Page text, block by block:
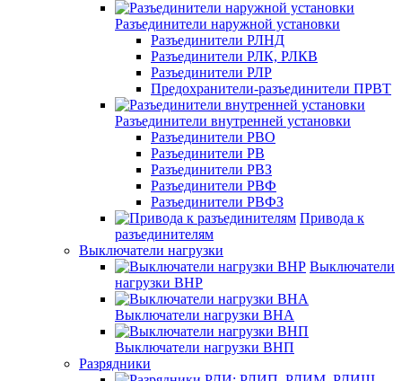
Разъединители наружной установки
Разъединители РЛНД
Разъединители РЛК, РЛКВ
Разъединители РЛР
Предохранители-разъединители ПРВТ
Разъединители внутренней установки
Разъединители РВО
Разъединители РВ
Разъединители РВЗ
Разъединители РВФ
Разъединители РВФЗ
Привода к
разъединителям
Выключатели нагрузки
Выключатели
нагрузки ВНР
Выключатели нагрузки ВНА
Выключатели нагрузки ВНП
Разрядники